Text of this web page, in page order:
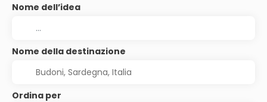
Nome dell’idea
Nome della destinazione
Ordina per